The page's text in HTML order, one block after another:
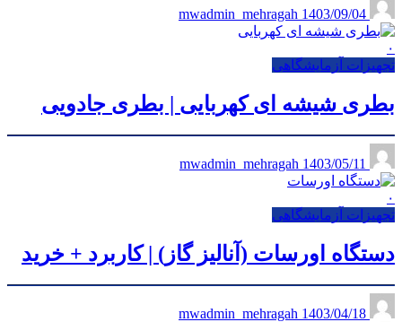
1403/09/04
۰
تجهیزات آزمایشگاهی
بطری شیشه ای کهربایی | بطری جادویی
1403/05/11
۰
تجهیزات آزمایشگاهی
دستگاه اورسات (آنالیز گاز) | کاربرد + خرید
1403/04/18